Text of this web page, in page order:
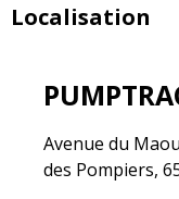
Localisation
Avenue du
des Pompiers,